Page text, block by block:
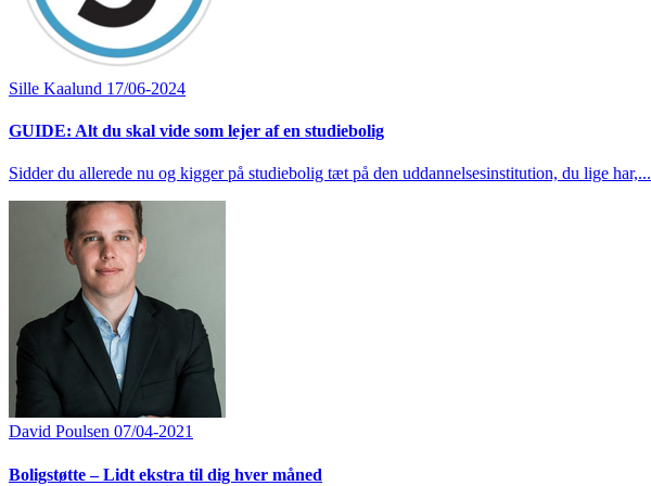
Sille Kaalund 17/06-2024
GUIDE: Alt du skal vide som lejer af en studiebolig
Sidder du allerede nu og kigger på studiebolig tæt på den uddannelsesinstitution, du lige har,...
David Poulsen 07/04-2021
Boligstøtte – Lidt ekstra til dig hver måned